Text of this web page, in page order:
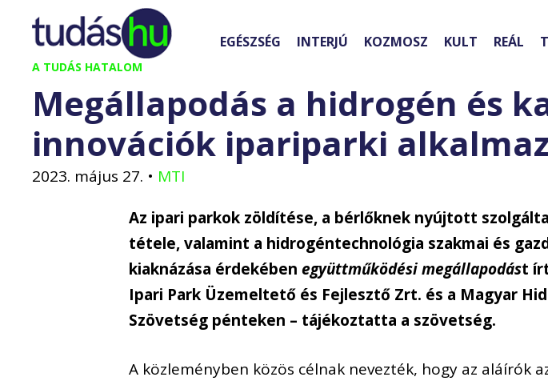
Kilépés
tartalomba
A TUDÁS HATALOM
EGÉSZSÉG INTERJÚ KOZMOSZ KULT REÁL
Megállapodás a hidrogén és
innovációk ipariparki
2023. május 27. • MTI
Az ipari parkok zöldítése, a bérlőknek nyújtott
tétele, valamint a hidrogéntechnológia szakmai és
kiaknázása érdekébenegyüttműködési megállapodást
Ipari Park Üzemeltető és Fejlesztő Zrt. és a Magyar
Szövetség pénteken – tájékoztatta a szövetség.
A közleményben közös célnak nevezték, hogy az aláírók